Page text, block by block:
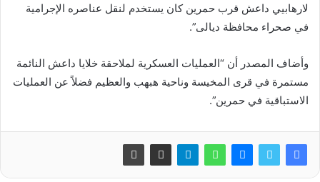
لارهابيي داعش قرب حمرين كان يستخدم لنقل عناصره الإجرامية
في صحراء محافظة ديالى”.
وأضاف المصدر أن “العمليات العسكرية لملاحقة خلايا داعش النائمة
مستمرة في قرى المخيسة وناحية هبهب والعظيم فضلاً عن العمليات
الاستباقية في حمرين”.